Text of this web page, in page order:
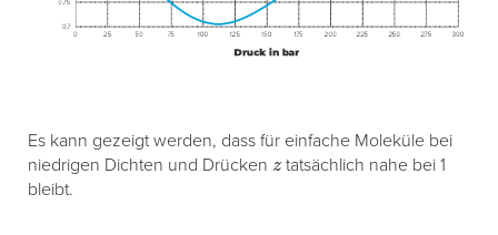
Es kann gezeigt werden, dass für einfache Moleküle bei
niedrigen Dichten und Drücken z tatsächlich nahe bei 1
bleibt.